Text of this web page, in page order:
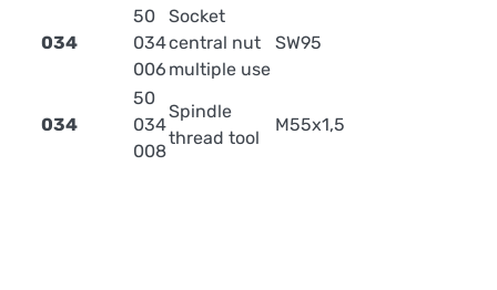
034
50
034
006
Socket
central nut
multiple use
SW95
034
50
034
008
Spindle
thread tool
M55x1,5